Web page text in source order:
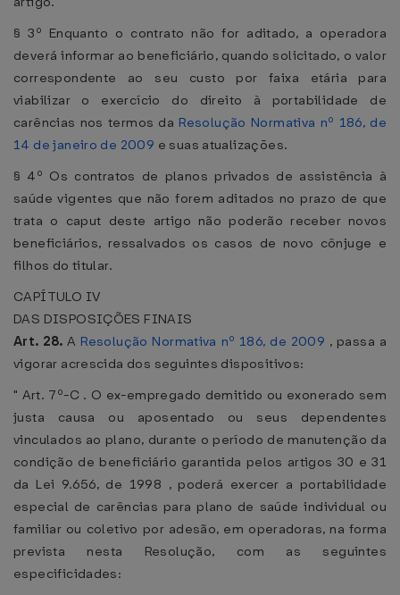
§ 3º Enquanto o contrato não for aditado, a operadora
deverá informar ao beneficiário, quando solicitado, o valor
correspondente ao seu custo por faixa etária para
viabilizar o exercício do direito à portabilidade de
carências nos termos da Resolução Normativa nº 186, de
14 de janeiro de 2009 e suas atualizações.
§ 4º Os contratos de planos privados de assistência à
saúde vigentes que não forem aditados no prazo de que
trata o caput deste artigo não poderão receber novos
beneficiários, ressalvados os casos de novo cônjuge e
filhos do titular.
CAPÍTULO IV
DAS DISPOSIÇÕES FINAIS
Art. 28.A Resolução Normativa nº 186, de 2009 , passa a
vigorar acrescida dos seguintes dispositivos:
" Art. 7º-C . O ex-empregado demitido ou exonerado sem
justa causa ou aposentado ou seus dependentes
vinculados ao plano, durante o período de manutenção da
condição de beneficiário garantida pelos artigos 30 e 31
da Lei 9.656, de 1998 , poderá exercer a portabilidade
especial de carências para plano de saúde individual ou
familiar ou coletivo por adesão, em operadoras, na forma
prevista nesta Resolução, com as seguintes
especificidades: